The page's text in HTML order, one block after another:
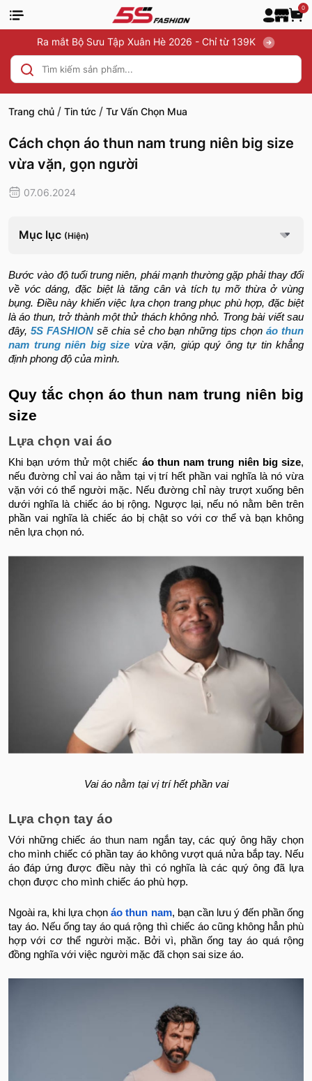
0
Ra mắt Bộ Sưu Tập Xuân Hè 2026 - Chỉ từ 139K
Trang chủ / Tin tức / Tư Vấn Chọn Mua
Cách chọn áo thun nam trung niên big size
vừa vặn, gọn người
07.06.2024
Mục lục (Hiện)
Bước vào độ tuổi trung niên, phái mạnh thường gặp phải thay đổi
về vóc dáng, đặc biệt là tăng cân và tích tụ mỡ thừa ở vùng
bụng. Điều này khiến việc lựa chọn trang phục phù hợp, đặc biệt
là áo thun, trở thành một thử thách không nhỏ. Trong bài viết sau
đây, 5S FASHION sẽ chia sẻ cho bạn những tips chọnáo thun
nam trung niên big size vừa vặn, giúp quý ông tự tin khẳng
định phong độ của mình.
Quy tắc chọn áo thun nam trung niên big
size
Lựa chọn vai áo
Khi bạn ướm thử một chiếc áo thun nam trung niên big size,
nếu đường chỉ vai áo nằm tại vị trí hết phần vai nghĩa là nó vừa
vặn với có thể người mặc. Nếu đường chỉ này trượt xuống bên
dưới nghĩa là chiếc áo bị rộng. Ngược lại, nếu nó nằm bên trên
phần vai nghĩa là chiếc áo bị chật so với cơ thể và bạn không
nên lựa chọn nó.
Vai áo nằm tại vị trí hết phần vai
Lựa chọn tay áo
Với những chiếc áo thun nam ngắn tay, các quý ông hãy chọn
cho mình chiếc có phần tay áo không vượt quá nửa bắp tay. Nếu
áo đáp ứng được điều này thì có nghĩa là các quý ông đã lựa
chọn được cho mình chiếc áo phù hợp.
Ngoài ra, khi lựa chọnáo thun nam, bạn cần lưu ý đến phần ống
tay áo. Nếu ống tay áo quá rộng thì chiếc áo cũng không hẳn phù
hợp với cơ thể người mặc. Bởi vì, phần ống tay áo quá rộng
đồng nghĩa với việc người mặc đã chọn sai size áo.